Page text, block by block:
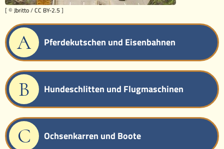
[ © Jbritto/CC BY-2.5 ]
A Pferdekutschen und Eisenbahnen
B Hundeschlitten und Flugmaschinen
C Ochsenkarren und Boote